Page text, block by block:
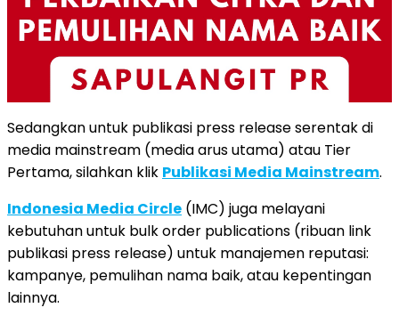
Sedangkan untuk publikasi press release serentak di
media mainstream (media arus utama) atau Tier
Pertama, silahkan klik Publikasi Media Mainstream.
Indonesia Media Circle (IMC) juga melayani
kebutuhan untuk bulk order publications (ribuan link
publikasi press release) untuk manajemen reputasi:
kampanye, pemulihan nama baik, atau kepentingan
lainnya.